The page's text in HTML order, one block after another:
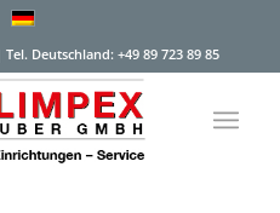
Deutschland: +49 89 723 89 85